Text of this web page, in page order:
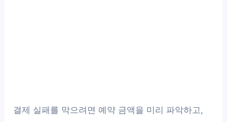
결제 실패를 막으려면 예약 금액을 미리 파악하고,